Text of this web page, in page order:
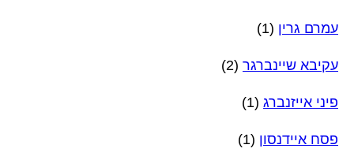
עמרם גרין (1)
עקיבא שיינברגר (2)
פיני אייזנברג (1)
פסח איידנסון (1)